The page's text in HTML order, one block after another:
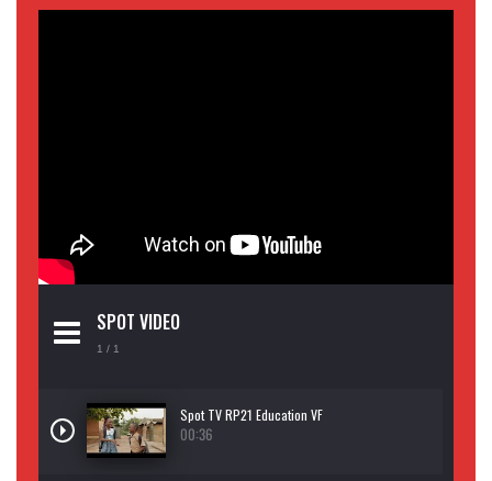
SPOT VIDEO
1 / 1
Spot TV RP21 Education VF
00:36